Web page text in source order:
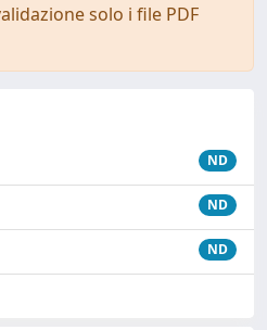
solo i file PDF
ND
ND
ND